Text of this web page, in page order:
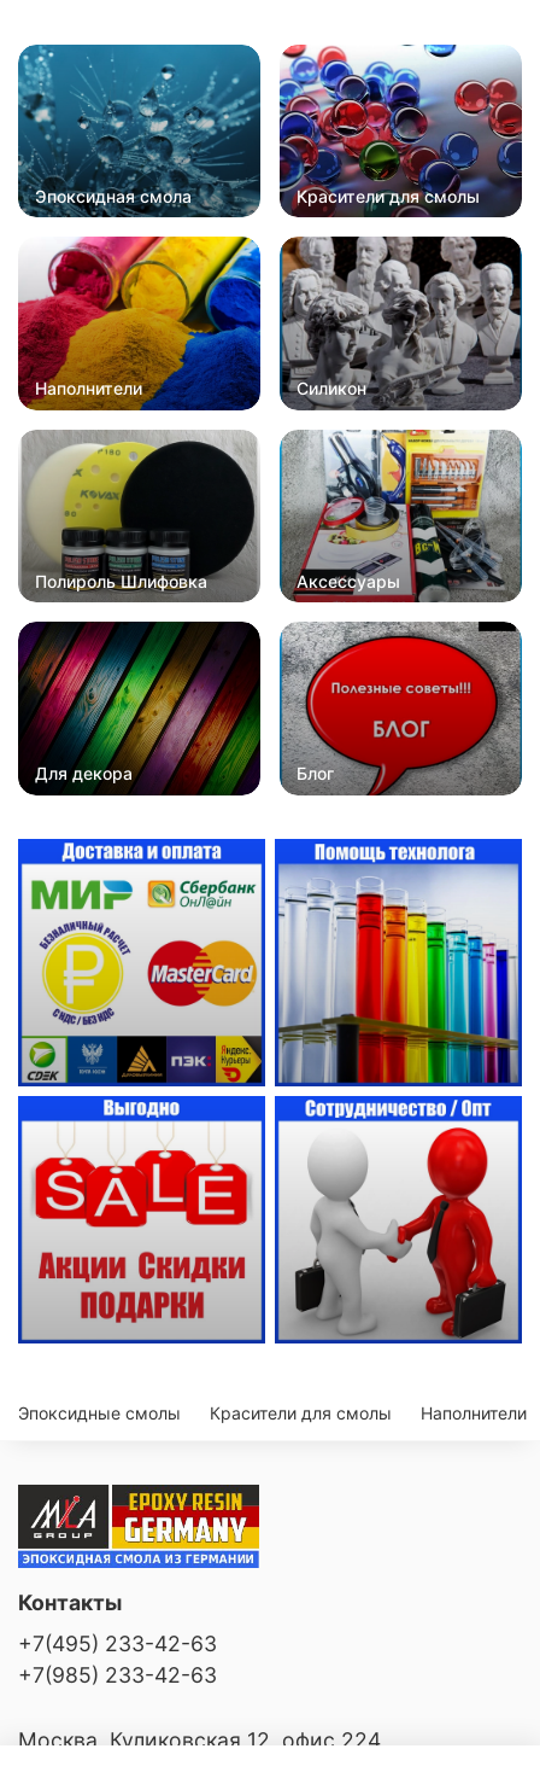
Эпоксидная смола Красители для смолы
Наполнители Силикон
Полироль Шлифовка Аксессуары
Для декора Блог
Эпоксидные смолы Красители для смолы Наполнители
Контакты
+7(495) 233-42-63
+7(985) 233-42-63
Москва, Куликовская 12, офис 224